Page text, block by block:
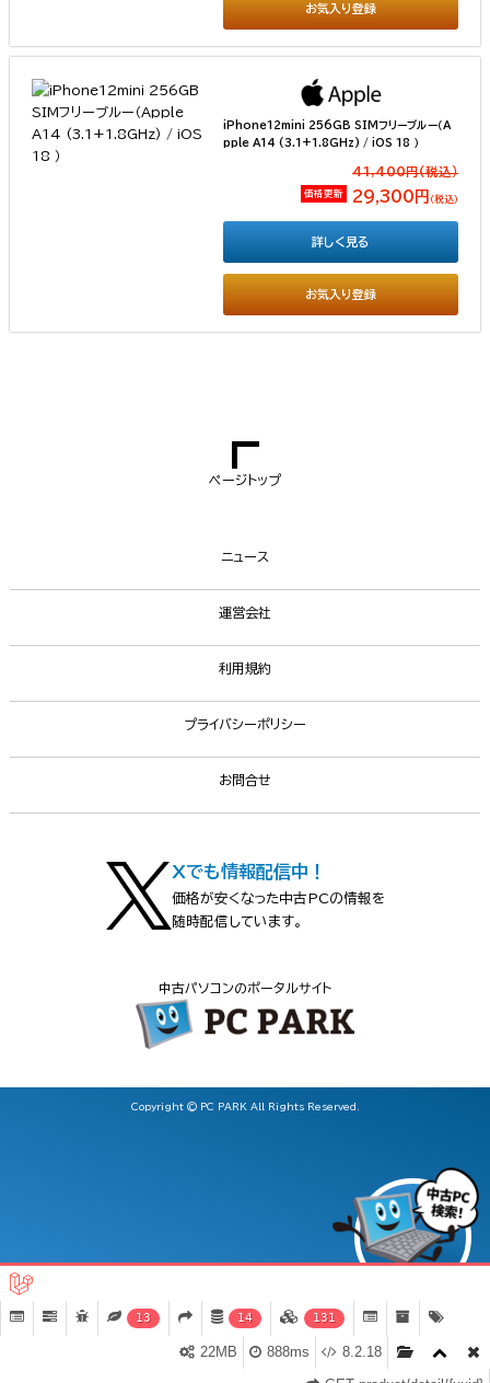
お気入り登録
iPhone12mini 256GB SIMフリーブルー（A
pple A14 (3.1+1.8GHz) / iOS 18 ）
41,400円(税込）
価格更新 29,300円 （税込）
お気入り登録
詳しく見る
ページトップ
ニュース
運営会社
利用規約
プライバシーポリシー
お問合せ
Xでも情報配信中！
価格が安くなった中古PCの情報を
随時配信しています。
中古パソコンのポータルサイト
Copyright © PC PARK All Rights Reserved.
13 14 131
8.2.18
888ms
22MB